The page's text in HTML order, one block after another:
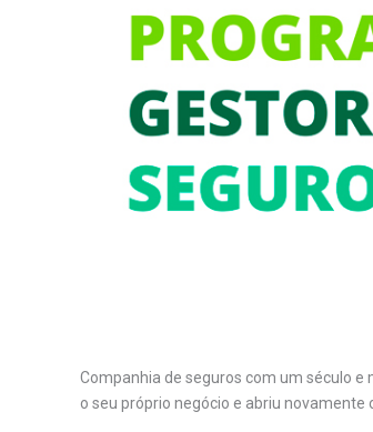
Companhia de seguros com um século e
o seu próprio negócio e abriu novamente